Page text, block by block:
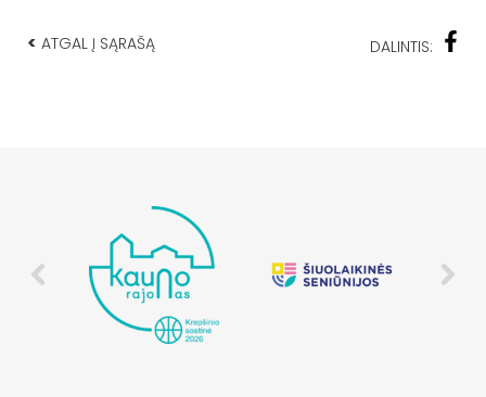
< ATGAL Į SĄRAŠĄ DALINTIS: